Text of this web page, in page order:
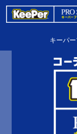
キーパ